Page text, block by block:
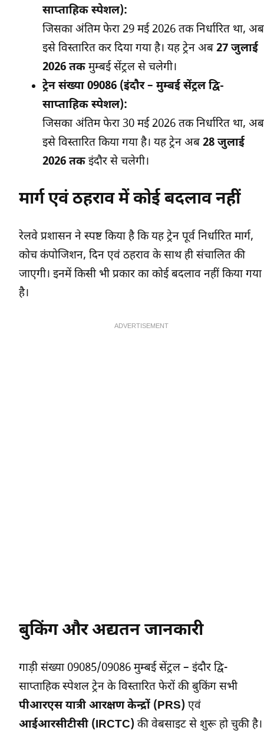
साप्ताहिक स्पेशल):
जिसका अंतिम फेरा 29 मई 2026 तक निर्धारित था, अब
इसे विस्तारित कर दिया गया है। यह ट्रेन अब27 जुलाई
2026 तक मुम्बई सेंट्रल से चलेगी।
ट्रेन संख्या 09086 (इंदौर – मुम्बई सेंट्रल द्वि-
साप्ताहिक स्पेशल):
जिसका अंतिम फेरा 30 मई 2026 तक निर्धारित था, अब
इसे विस्तारित किया गया है। यह ट्रेन अब28 जुलाई
2026 तक इंदौर से चलेगी।
मार्ग एवं ठहराव में कोई बदलाव नहीं
रेलवे प्रशासन ने स्पष्ट किया है कि यह ट्रेन पूर्व निर्धारित मार्ग,
कोच कंपोजिशन, दिन एवं ठहराव के साथ ही संचालित की
जाएगी। इनमें किसी भी प्रकार का कोई बदलाव नहीं किया गया
है।
ADVERTISEMENT
बुकिंग और अद्यतन जानकारी
गाड़ी संख्या 09085/09086 मुम्बई सेंट्रल – इंदौर द्वि-
साप्ताहिक स्पेशल ट्रेन के विस्तारित फेरों की बुकिंग सभी
पीआरएस यात्री आरक्षण केन्द्रों (PRS) एवं
आईआरसीटीसी (IRCTC) की वेबसाइट से शुरू हो चुकी है।